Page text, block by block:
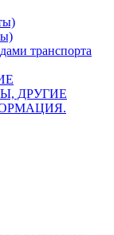
транспорта
ДРУГИЕ